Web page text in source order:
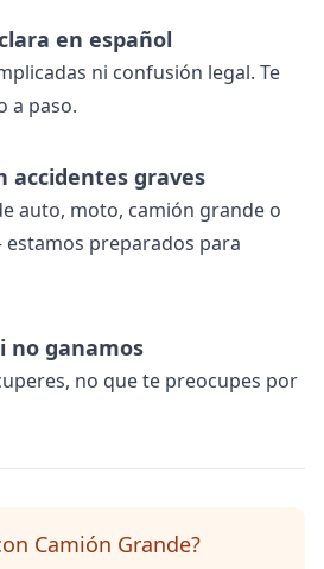
en español
ni confusión legal. Te
a paso.
accidentes graves
auto, moto, camión grande o
preparados para
no ganamos
no que te preocupes por
Camión Grande?